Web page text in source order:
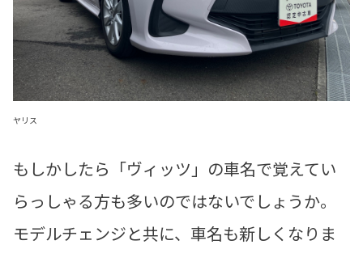
ヤリス
もしかしたら「ヴィッツ」の車名で覚えてい
らっしゃる方も多いのではないでしょうか。
モデルチェンジと共に、車名も新しくなりま